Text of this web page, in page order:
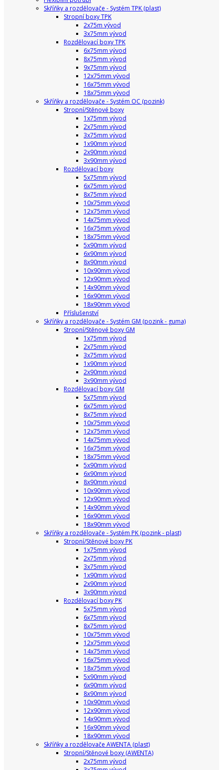
Skříňky a rozdělovače - Systém TPK (plast)
Stropní boxy TPK
2x75m vývod
3x75mm vývod
Rozdělovací boxy TPK
6x75mm vývod
8x75mm vývod
9x75mm vývod
12x75mm vývod
16x75mm vývod
18x75mm vývod
Skříňky a rozdělovače - Systém OC (pozink)
Stropní/Stěnové boxy
1x75mm vývod
2x75mm vývod
3x75mm vývod
1x90mm vývod
2x90mm vývod
3x90mm vývod
Rozdělovací boxy
5x75mm vývod
6x75mm vývod
8x75mm vývod
10x75mm vývod
12x75mm vývod
14x75mm vývod
16x75mm vývod
18x75mm vývod
5x90mm vývod
6x90mm vývod
8x90mm vývod
10x90mm vývod
12x90mm vývod
14x90mm vývod
16x90mm vývod
18x90mm vývod
Příslušenství
Skříňky a rozdělovače - Systém GM (pozink - guma)
Stropní/Stěnové boxy GM
1x75mm vývod
2x75mm vývod
3x75mm vývod
1x90mm vývod
2x90mm vývod
3x90mm vývod
Rozdělovací boxy GM
5x75mm vývod
6x75mm vývod
8x75mm vývod
10x75mm vývod
12x75mm vývod
14x75mm vývod
16x75mm vývod
18x75mm vývod
5x90mm vývod
6x90mm vývod
8x90mm vývod
10x90mm vývod
12x90mm vývod
14x90mm vývod
16x90mm vývod
18x90mm vývod
Skříňky a rozdělovače - Systém PK (pozink - plast)
Stropní/Stěnové boxy PK
1x75mm vývod
2x75mm vývod
3x75mm vývod
1x90mm vývod
2x90mm vývod
3x90mm vývod
Rozdělovací boxy PK
5x75mm vývod
6x75mm vývod
8x75mm vývod
10x75mm vývod
12x75mm vývod
14x75mm vývod
16x75mm vývod
18x75mm vývod
5x90mm vývod
6x90mm vývod
8x90mm vývod
10x90mm vývod
12x90mm vývod
14x90mm vývod
16x90mm vývod
18x90mm vývod
Skříňky a rozdělovače AWENTA (plast)
Stropní/Stěnové boxy (AWENTA)
2x75mm vývod